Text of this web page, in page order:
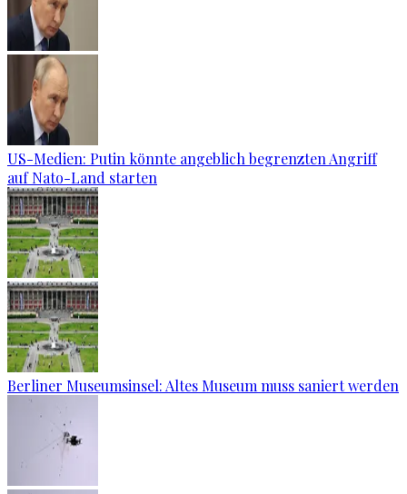
US-Medien: Putin könnte angeblich begrenzten Angriff
auf Nato-Land starten
Berliner Museumsinsel: Altes Museum muss saniert werden